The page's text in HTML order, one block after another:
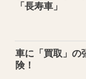
「長寿車」
車に「買取」の
険！